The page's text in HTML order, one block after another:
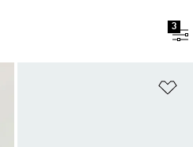
3